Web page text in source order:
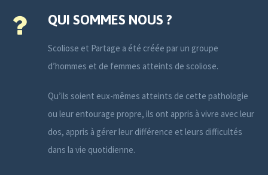
QUI SOMMES NOUS ?
Scoliose et Partage a été créée par un groupe
d’hommes et de femmes atteints de scoliose.
Qu’ils soient eux-mêmes atteints de cette pathologie
ou leur entourage propre, ils ont appris à vivre avec leur
dos, appris à gérer leur différence et leurs difficultés
dans la vie quotidienne.